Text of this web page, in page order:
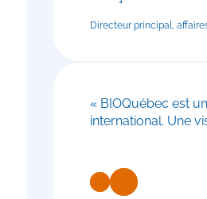
Directeur principal,
« BIOQuébec est
international. Une